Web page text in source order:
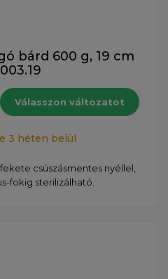
bárd 600 g, 19 cm
Válasszon változatot
3 héten belül
csúszásmentes nyéllel,
fokig sterilizálható.